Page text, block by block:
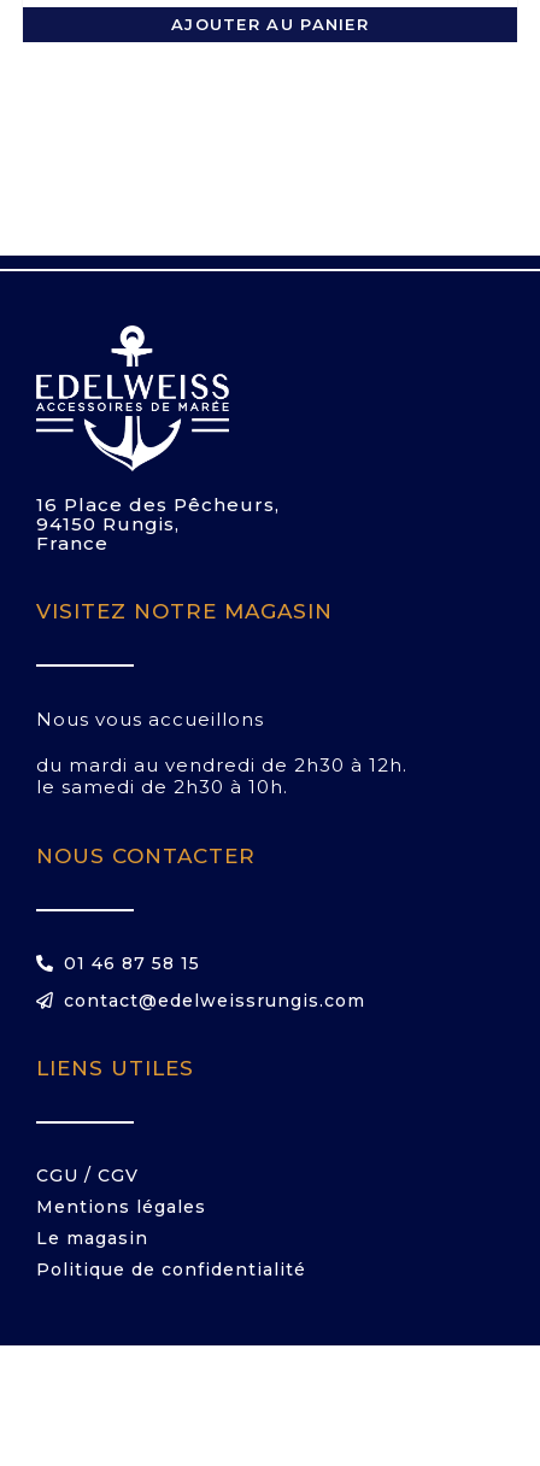
AJOUTER AU PANIER
16 Place des Pêcheurs,
94150 Rungis,
France
VISITEZ NOTRE MAGASIN
Nous vous accueillons
du mardi au vendredi de 2h30 à 12h.
le samedi de 2h30 à 10h.
NOUS CONTACTER
01 46 87 58 15
contact@edelweissrungis.com
LIENS UTILES
CGU / CGV
Mentions légales
Le magasin
Politique de confidentialité